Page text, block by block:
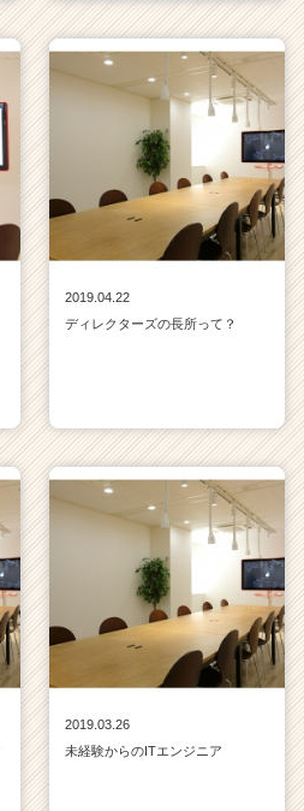
2019.04.22
ディレクターズの長所って？
2019.03.26
未経験からのITエンジニア